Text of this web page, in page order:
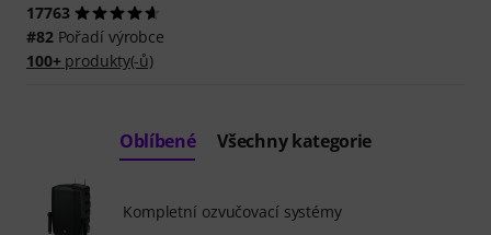
17763
#82Pořadí výrobce
100+produkty(-ů)
Oblíbené Všechny kategorie
Kompletní ozvučovací systémy